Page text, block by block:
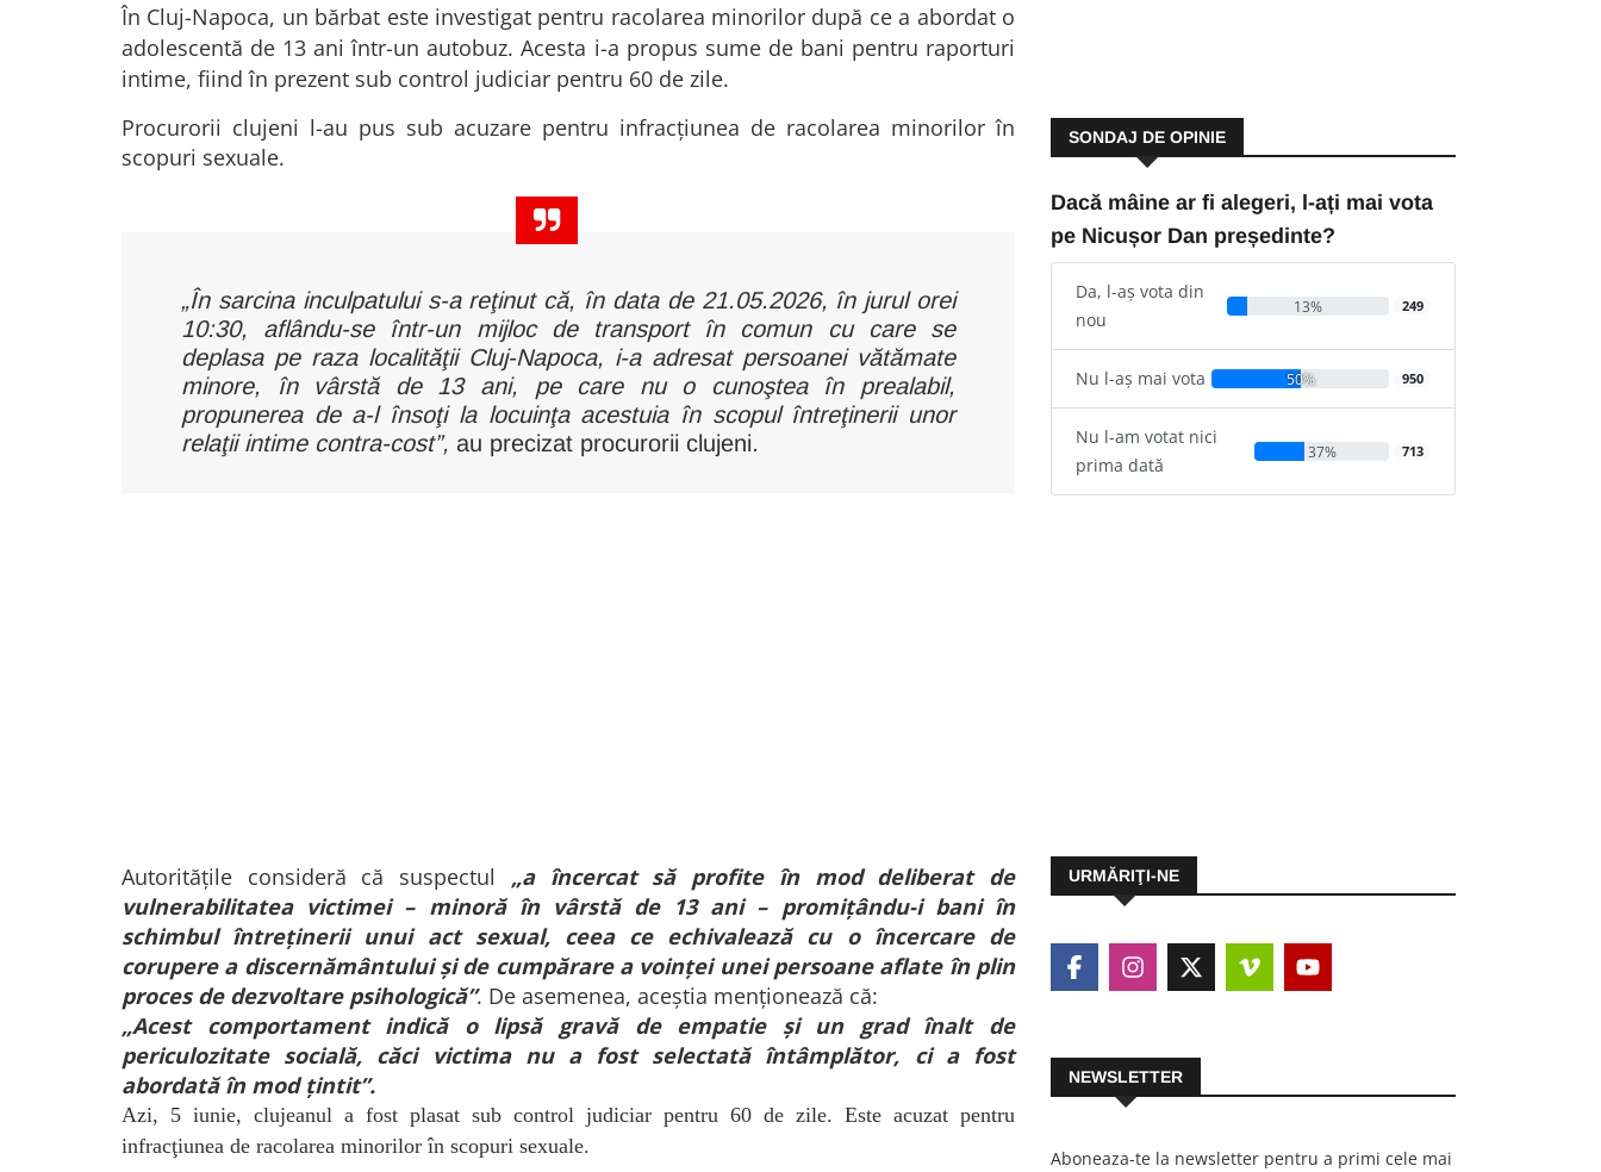
În Cluj-Napoca, un bărbat este investigat pentru racolarea minorilor după ce a abordat o
adolescentă de 13 ani într-un autobuz. Acesta i-a propus sume de bani pentru raporturi
intime, fiind în prezent sub control judiciar pentru 60 de zile.
Procurorii clujeni l-au pus sub acuzare pentru infracţiunea de racolarea minorilor în
scopuri sexuale.
„În sarcina inculpatului s-a reţinut că, în data de 21.05.2026, în jurul orei
10:30, aflându-se într-un mijloc de transport în comun cu care se
deplasa pe raza localităţii Cluj-Napoca, i-a adresat persoanei vătămate
minore, în vârstă de 13 ani, pe care nu o cunoştea în prealabil,
propunerea de a-l însoţi la locuinţa acestuia în scopul întreţinerii unor
relaţii intime contra-cost”, au precizat procurorii clujeni.
Autoritățile consideră că suspectul „a încercat să profite în mod deliberat de
vulnerabilitatea victimei – minoră în vârstă de 13 ani – promiţându-i bani în
schimbul întreţinerii unui act sexual, ceea ce echivalează cu o încercare de
corupere a discernământului şi de cumpărare a voinţei unei persoane aflate în plin
proces de dezvoltare psihologică”. De asemenea, aceștia menționează că:
„Acest comportament indică o lipsă gravă de empatie şi un grad înalt de
periculozitate socială, căci victima nu a fost selectată întâmplător, ci a fost
abordată în mod ţintit”.
Azi, 5 iunie, clujeanul a fost plasat sub control judiciar pentru 60 de zile. Este acuzat pentru
infracţiunea de racolarea minorilor în scopuri sexuale.
SONDAJ DE OPINIE
Dacă mâine ar fi alegeri, l-ați mai vota
pe Nicușor Dan președinte?
Da, l-aș vota din
nou
13% 249
Nu l-aș mai vota 50% 950
Nu l-am votat nici
prima dată
37% 713
URMĂRIŢI-NE
NEWSLETTER
Aboneaza-te la newsletter pentru a primi cele mai